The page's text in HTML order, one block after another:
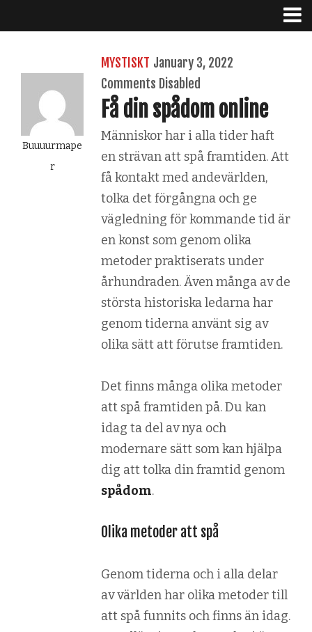
Buuuurmape
r
MYSTISKT January 3, 2022
Comments Disabled
Få din spådom online
Människor har i alla tider haft
en strävan att spå framtiden. Att
få kontakt med andevärlden,
tolka det förgångna och ge
vägledning för kommande tid är
en konst som genom olika
metoder praktiserats under
århundraden. Även många av de
största historiska ledarna har
genom tiderna använt sig av
olika sätt att förutse framtiden.
Det finns många olika metoder
att spå framtiden på. Du kan
idag ta del av nya och
modernare sätt som kan hjälpa
dig att tolka din framtid genom
spådom.
Olika metoder att spå
Genom tiderna och i alla delar
av världen har olika metoder till
att spå funnits och finns än idag.